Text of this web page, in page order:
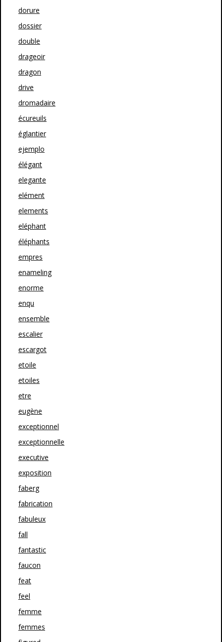
dorure
dossier
double
drageoir
dragon
drive
dromadaire
écureuils
églantier
ejemplo
élégant
elegante
elément
elements
eléphant
éléphants
empres
enameling
enorme
enqu
ensemble
escalier
escargot
etoile
etoiles
etre
eugène
exceptionnel
exceptionnelle
executive
exposition
faberg
fabrication
fabuleux
fall
fantastic
faucon
feat
feel
femme
femmes